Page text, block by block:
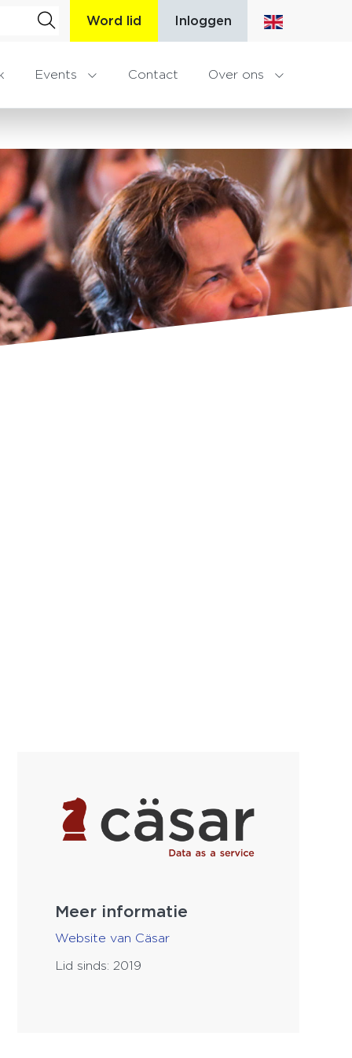
Word lid Inloggen
Events Contact Over ons
Meer informatie
Website van Cäsar
Lid sinds: 2019